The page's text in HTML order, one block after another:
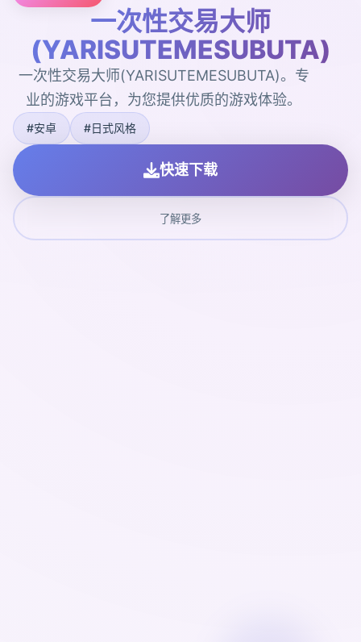
一次性交易大师
(YARISUTEMESUBUTA)
一次性交易大师(YARISUTEMESUBUTA)。专
业的游戏平台，为您提供优质的游戏体验。
#安卓 #日式风格
快速下载
了解更多